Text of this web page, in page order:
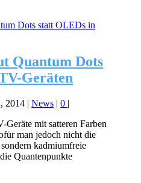
Quantum Dots
Geräten
2014 |News |0 |
Geräte mit satteren Farben
man jedoch nicht die
kadmiumfreie
Quantenpunkte